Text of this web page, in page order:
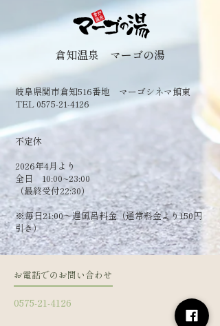
倉知温泉 マーゴの湯
岐阜県関市倉知516番地 マーゴシネマ館東
TEL 0575-21-4126
​不定休
2026年4月より
全日 10:00~23:00
（最終受付22:30）
​※毎日21:00～遅風呂料金（通常料金より150円
引き）
お電話でのお問い合わせ
0575-21-4126